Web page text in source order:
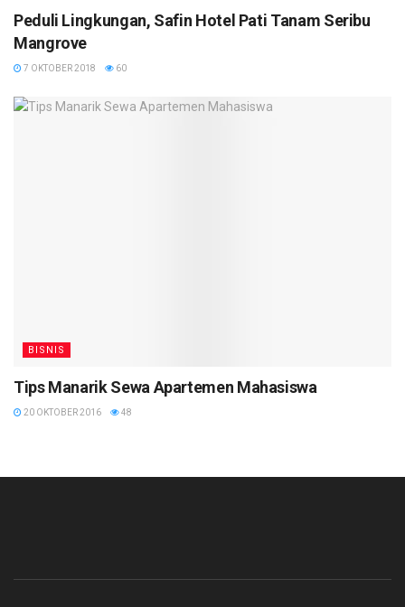
Peduli Lingkungan, Safin Hotel Pati Tanam Seribu
Mangrove
7 OKTOBER 2018 60
BISNIS
Tips Manarik Sewa Apartemen Mahasiswa
20 OKTOBER 2016 48